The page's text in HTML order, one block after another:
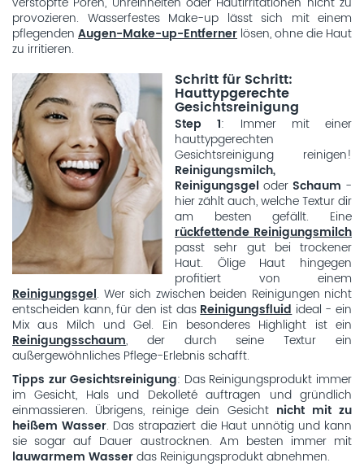
provozieren. Wasserfestes Make-up lässt sich mit einem
pflegenden Augen-Make-up-Entferner lösen, ohne die Haut
zu irritieren.
Schritt für Schritt:
Hauttypgerechte
Gesichtsreinigung
Step 1: Immer mit einer
hauttypgerechten
Gesichtsreinigung reinigen!
Reinigungsmilch,
Reinigungsgel oder Schaum -
hier zählt auch, welche Textur dir
am besten gefällt. Eine
rückfettende Reinigungsmilch
passt sehr gut bei trockener
Haut. Ölige Haut hingegen
profitiert von einem
Reinigungsgel. Wer sich zwischen beiden Reinigungen nicht
entscheiden kann, für den ist dasReinigungsfluidideal - ein
Mix aus Milch und Gel. Ein besonderes Highlight ist ein
Reinigungsschaum, der durch seine Textur ein
außergewöhnliches Pflege-Erlebnis schafft.
Tipps zur Gesichtsreinigung: Das Reinigungsprodukt immer
im Gesicht, Hals und Dekolleté auftragen und gründlich
einmassieren. Übrigens, reinige dein Gesicht nicht mit zu
heißem Wasser. Das strapaziert die Haut unnötig und kann
sie sogar auf Dauer austrocknen. Am besten immer mit
lauwarmem Wasserdas Reinigungsprodukt abnehmen.